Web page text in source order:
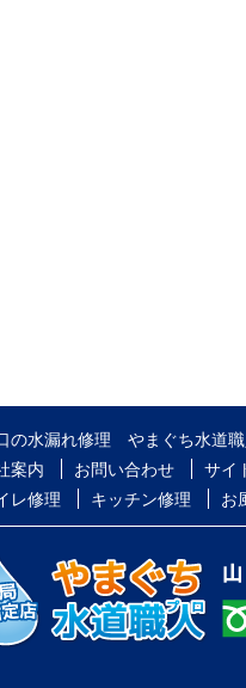
の水漏れ修理 やまぐち水道
案内
お問い合わせ
サイ
レ修理
キッチン修理 お